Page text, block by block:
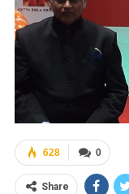
0
628
Share